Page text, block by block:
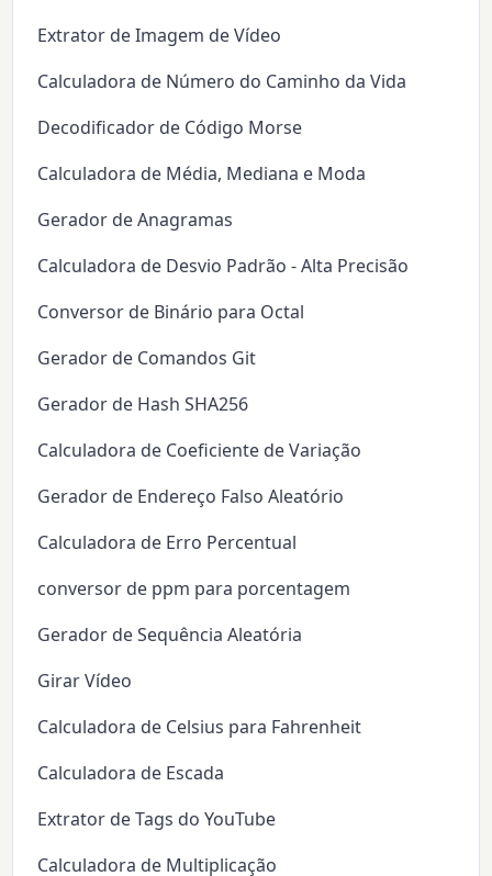
Extrator de Imagem de Vídeo
Calculadora de Número do Caminho da Vida
Decodificador de Código Morse
Calculadora de Média, Mediana e Moda
Gerador de Anagramas
Calculadora de Desvio Padrão - Alta Precisão
Conversor de Binário para Octal
Gerador de Comandos Git
Gerador de Hash SHA256
Calculadora de Coeficiente de Variação
Gerador de Endereço Falso Aleatório
Calculadora de Erro Percentual
conversor de ppm para porcentagem
Gerador de Sequência Aleatória
Girar Vídeo
Calculadora de Celsius para Fahrenheit
Calculadora de Escada
Extrator de Tags do YouTube
Calculadora de Multiplicação